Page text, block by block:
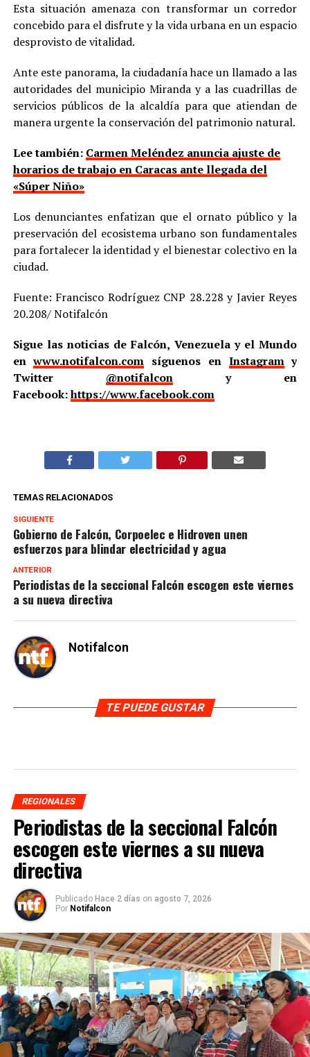
Esta situación amenaza con transformar un corredor
concebido para el disfrute y la vida urbana en un espacio
desprovisto de vitalidad.
Ante este panorama, la ciudadanía hace un llamado a las
autoridades del municipio Miranda y a las cuadrillas de
servicios públicos de la alcaldía para que atiendan de
manera urgente la conservación del patrimonio natural.
Lee también: Carmen Meléndez anuncia ajuste de
horarios de trabajo en Caracas ante llegada del
«Súper Niño»
Los denunciantes enfatizan que el ornato público y la
preservación del ecosistema urbano son fundamentales
para fortalecer la identidad y el bienestar colectivo en la
ciudad.
Fuente: Francisco Rodríguez CNP 28.228 y Javier Reyes
20.208/ Notifalcón
Sigue las noticias de Falcón, Venezuela y el Mundo
enwww.notifalcon.com síguenos en Instagramy
Twitter @notifalcony en
Facebook:https://www.facebook.com
TEMAS RELACIONADOS
SIGUIENTE
Gobierno de Falcón, Corpoelec e Hidroven unen
esfuerzos para blindar electricidad y agua
ANTERIOR
Periodistas de la seccional Falcón escogen este viernes
a su nueva directiva
Notifalcon
TE PUEDE GUSTAR
REGIONALES
Periodistas de la seccional Falcón
escogen este viernes a su nueva
directiva
Publicado Hace 2 días on agosto 7, 2026
Por Notifalcon